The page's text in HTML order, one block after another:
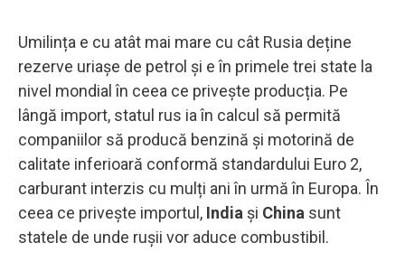
Umilința e cu atât mai mare cu cât Rusia deține
rezerve uriașe de petrol și e în primele trei state la
nivel mondial în ceea ce privește producția. Pe
lângă import, statul rus ia în calcul să permită
companiilor să producă benzină și motorină de
calitate inferioară conformă standardului Euro 2,
carburant interzis cu mulți ani în urmă în Europa. În
ceea ce privește importul, India și China sunt
statele de unde rușii vor aduce combustibil.